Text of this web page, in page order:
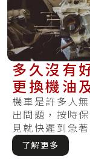
多久沒有
更換機油
讓機車維
機車是許多人
出問題，按時
見就快遲到急
法驅.....
了解更多